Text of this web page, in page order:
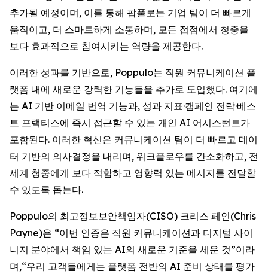
추가될 예정이며, 이를 통해 팝풀로는 기업 팀이 더 빠르게
움직이고, 더 스마트하게 소통하며, 모든 접점에서 청중을
보다 효과적으로 참여시키는 역량을 제공한다.
이러한 성과를 기반으로, Poppulo는 직원 커뮤니케이션 플
랫폼 내에 새로운 강력한 기능들을 추가로 도입했다. 여기에
는 AI 기반 이메일 번역 기능과, 성과 지표·캠페인 전략·베스
트 프랙티스에 즉시 접근할 수 있는 개인 AI 어시스턴트가
포함된다. 이러한 혁신은 커뮤니케이션 팀이 더 빠르고 데이
터 기반의 의사결정을 내리며, 워크플로우를 간소화하고, 전
세계 청중에게 보다 적합하고 영향력 있는 메시지를 전달할
수 있도록 돕는다.
Poppulo의 최고정보보안책임자(CISO) 크리스 페인(Chris
Payne)은 “이번 인증은 직원 커뮤니케이션과 디지털 사이
니지 분야에서 책임 있는 AI의 새로운 기준을 세운 것”이라
며,“우리 고객들에게는 플랫폼 전반의 AI 준비 상태를 평가